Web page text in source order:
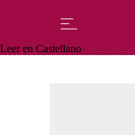
Leer en Castellano